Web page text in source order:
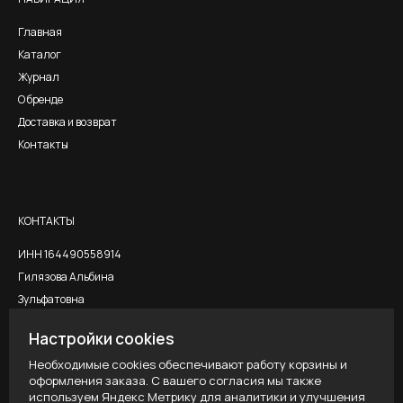
Главная
Каталог
Журнал
О бренде
Доставка и возврат
Контакты
КОНТАКТЫ
ИНН 164490558914
Гилязова Альбина
Зульфатовна
ЮРИДИЧЕСКАЯ ИНФОРМАЦИЯ
Настройки cookies
Необходимые cookies обеспечивают работу корзины и
оформления заказа. С вашего согласия мы также
используем Яндекс Метрику для аналитики и улучшения